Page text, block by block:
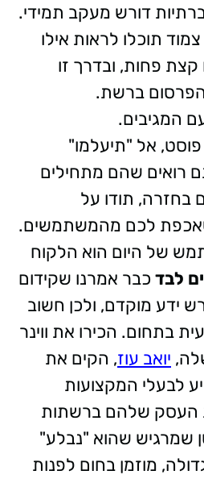
דורש מעקב תמידי.
תוכלו לראות אילו
קצת פחות, ובדרך זו
ברשת.
המגיבים.
אל "תיעלמו"
שהם מתחילים
בחזרה, תודו על
לכם מהמשתמשים.
של היום הוא הלקוח
לבד כבר אמרנו שקידום
ידע מוקדם, ולכן חשוב
בתחום. הכירו את ווינר
יואב עוז, הקים את
לבעלי המקצועות
העסק שלהם ברשתות
שמרגיש שהוא "נבלע"
מוזמן בחום לפנות